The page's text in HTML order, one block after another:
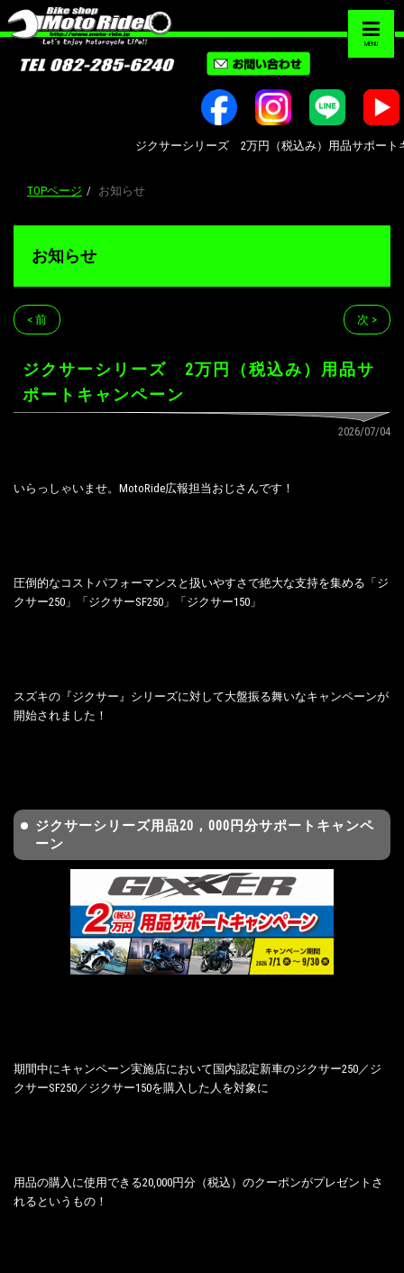
MENU
ジクサーシリーズ 2万円（税込み）用品サポートキ
TOPページ お知らせ
お知らせ
< 前 次 >
ジクサーシリーズ 2万円（税込み）用品サ
ポートキャンペーン
2026/07/04
いらっしゃいませ。MotoRide広報担当おじさんです！
圧倒的なコストパフォーマンスと扱いやすさで絶大な支持を集める「ジ
クサー250」「ジクサーSF250」「ジクサー150」
スズキの『ジクサー』シリーズに対して大盤振る舞いなキャンペーンが
開始されました！
ジクサーシリーズ用品20，000円分サポートキャンペ
ーン
期間中にキャンペーン実施店において国内認定新車のジクサー250／ジ
クサーSF250／ジクサー150を購入した人を対象に
用品の購入に使用できる20,000円分（税込）のクーポンがプレゼントさ
れるというもの！